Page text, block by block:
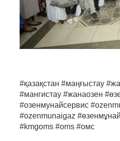
#қазақстан #маңғыстау
#мангистау #жанаозен
#озенмунайсервис
#ozenmunaigaz
#kmgoms #oms #омс